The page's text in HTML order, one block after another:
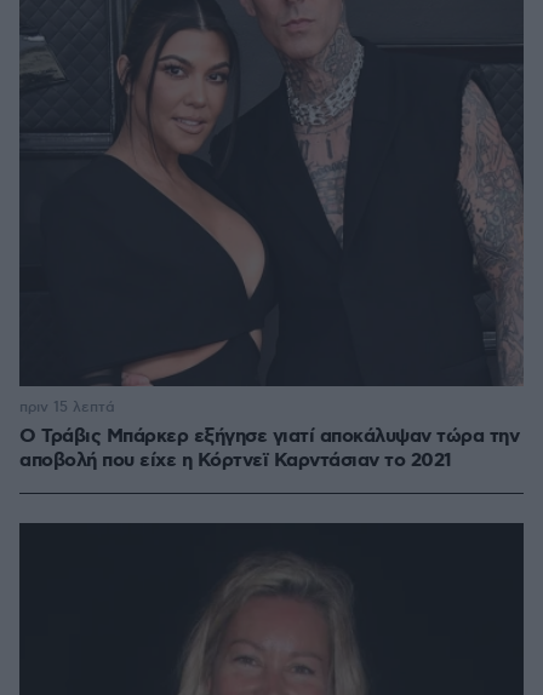
O Τράβις Μπάρκερ εξήγησε γιατί αποκάλυψαν τώρα την
αποβολή που είχε η Κόρτνεϊ Καρντάσιαν το 2021
πριν 15 λεπτά